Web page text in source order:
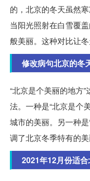
的，北京的冬天虽然
当阳光照射在白雪覆
般美丽。这种对比让冬
修改病句北京的冬
“北京是个美丽的地方
法。一种是“北京是个
城市的美丽。另一种
调了北京冬季特有的美
2021年12月份适合